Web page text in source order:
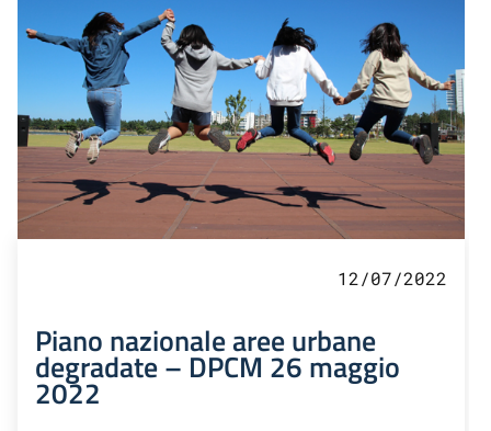
12/07/2022
Piano nazionale aree urbane
degradate – DPCM 26 maggio
2022